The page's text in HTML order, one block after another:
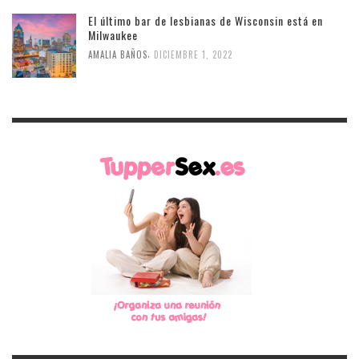
El último bar de lesbianas de Wisconsin está en
Milwaukee
AMALIA BAÑOS DICIEMBRE 1, 2022